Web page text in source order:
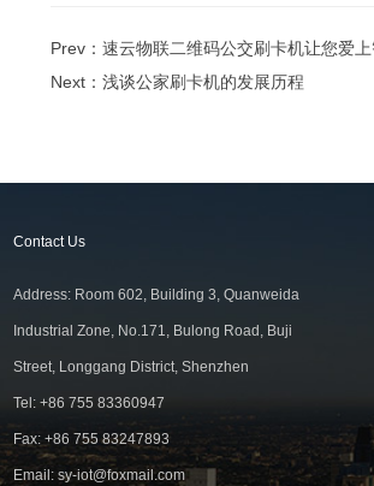
Prev： 速云物联二维码公交刷卡机让您爱
Next： 浅谈公家刷卡机的发展历程
Contact Us
Address: Room 602, Building 3, Quanweida
Industrial Zone, No.171, Bulong Road, Buji
Street, Longgang District, Shenzhen
Tel: +86 755 83360947
Fax: +86 755 83247893
Email: sy-iot@foxmail.com